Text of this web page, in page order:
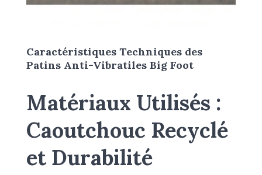
Caractéristiques Techniques des
Patins Anti-Vibratiles Big Foot
Matériaux Utilisés :
Caoutchouc Recyclé
et Durabilité